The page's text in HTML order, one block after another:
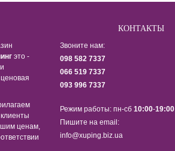
это -
ценам,
КОНТАКТЫ
Звоните нам:
098 582 7337
066 519 7337
093 996 7337
Режим работы: пн-сб 10:00-19:00
Пишите на email:
info@xuping.biz.ua